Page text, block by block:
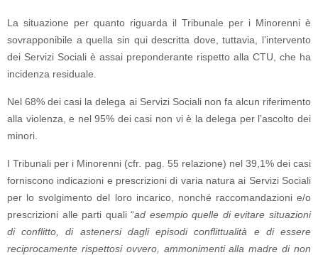
La situazione per quanto riguarda il Tribunale per i Minorenni è
sovrapponibile a quella sin qui descritta dove, tuttavia, l’intervento
dei Servizi Sociali è assai preponderante rispetto alla CTU, che ha
incidenza residuale.
Nel 68% dei casi la delega ai Servizi Sociali non fa alcun riferimento
alla violenza, e nel 95% dei casi non vi è la delega per l’ascolto dei
minori.
I Tribunali per i Minorenni (cfr. pag. 55 relazione) nel 39,1% dei casi
forniscono indicazioni e prescrizioni di varia natura ai Servizi Sociali
per lo svolgimento del loro incarico, nonché raccomandazioni e/o
prescrizioni alle parti quali “ad esempio quelle di evitare situazioni
di conflitto, di astenersi dagli episodi conflittualità e di essere
reciprocamente rispettosi ovvero, ammonimenti alla madre di non